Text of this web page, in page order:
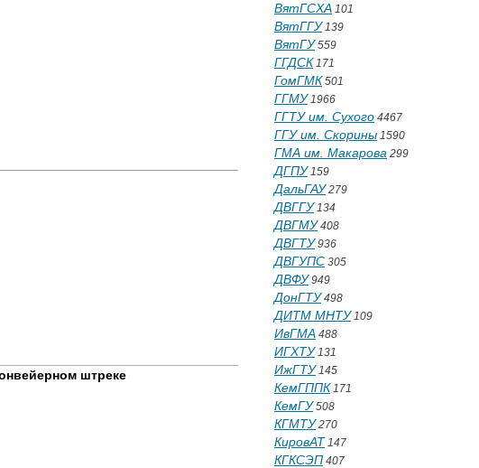
штреке
ВятГСХА 101
ВятГГУ139
ВятГУ559
ГГДСК 171
ГомГМК 501
ГГМУ1966
ГГТУ им. Сухого 4467
ГГУ им. Скорины 1590
ГМА им. Макарова 299
ДГПУ159
ДальГАУ279
ДВГГУ134
ДВГМУ408
ДВГТУ936
ДВГУПС 305
ДВФУ949
ДонГТУ498
ДИТМ МНТУ109
ИвГМА 488
ИГХТУ131
ИжГТУ145
КемГППК 171
КемГУ508
КГМТУ270
КировАТ 147
КГКСЭП 407